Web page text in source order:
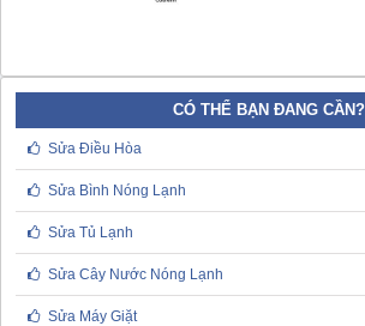
CÓ THỂ BẠN ĐANG CẦN?
Sửa Điều Hòa
Sửa Bình Nóng Lạnh
Sửa Tủ Lạnh
Sửa Cây Nước Nóng Lạnh
Sửa Máy Giặt